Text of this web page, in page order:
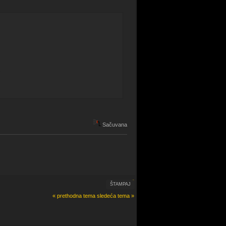
Sačuvana
ŠTAMPAJ
« prethodna tema sledeća tema »